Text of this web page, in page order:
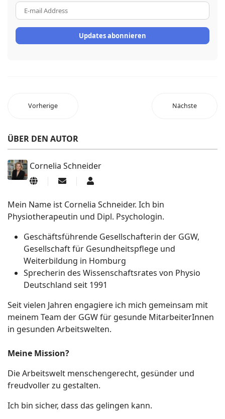
mail
Address
Updates abonnieren
Vorherige Nächste
ÜBER DEN AUTOR
Cornelia Schneider
Updates Cornelia
Mein Name ist Cornelia Schneider. Ich bin
Physiotherapeutin und Dipl. Psychologin.
Geschäftsführende Gesellschafterin der GGW,
Gesellschaft für Gesundheitspflege und
Weiterbildung in Homburg
Sprecherin des Wissenschaftsrates von Physio
Deutschland seit 1991
Seit vielen Jahren engagiere ich mich gemeinsam mit
meinem Team der GGW für gesunde MitarbeiterInnen
in gesunden Arbeitswelten.
Meine Mission?
Die Arbeitswelt menschengerecht, gesünder und
freudvoller zu gestalten.
Ich bin sicher, dass das gelingen kann.